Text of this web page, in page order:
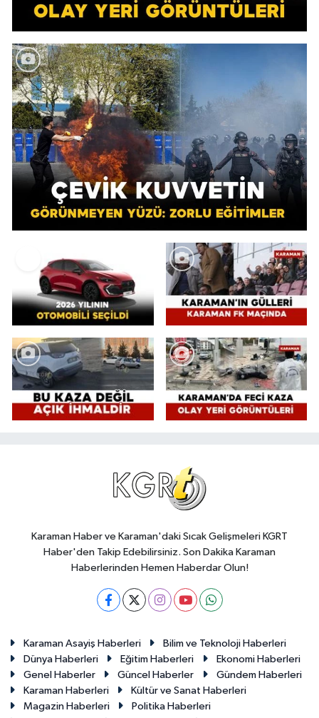
Karaman Haber ve Karaman'daki Sıcak Gelişmeleri KGRT
Haber'den Takip Edebilirsiniz. Son Dakika Karaman
Haberlerinden Hemen Haberdar Olun!
Karaman Asayiş Haberleri
Bilim ve Teknoloji Haberleri
Dünya Haberleri
Eğitim Haberleri
Ekonomi Haberleri
Genel Haberler
Güncel Haberler
Gündem Haberleri
Karaman Haberleri
Kültür ve Sanat Haberleri
Magazin Haberleri
Politika Haberleri